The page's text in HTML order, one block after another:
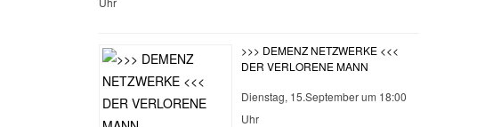
>>> DEMENZ NETZWERKE <<<
DER VERLORENE MANN
Dienstag, 15.September um 18:00
Uhr